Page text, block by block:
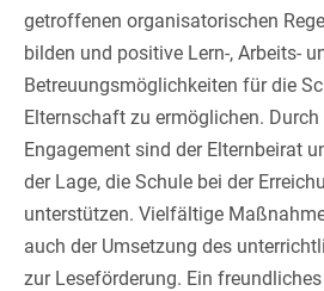
getroffenen organisatorischen
bilden und positive Lern-, Arbeits-
Betreuungsmöglichkeiten für die
Elternschaft zu ermöglichen.
Engagement sind der Elternbeirat
der Lage, die Schule bei der
unterstützen. Vielfältige
auch der Umsetzung des
zur Leseförderung. Ein